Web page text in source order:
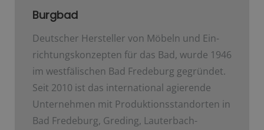
Burgbad
Deutscher Hersteller von Möbeln und Ein­
richtungskonzepten für das Bad, wurde 1946
im westfälischen Bad Fredeburg gegründet.
Seit 2010 ist das international agierende
Unternehmen mit Produktionsstandorten in
Bad Fredeburg, Greding, Lauterbach-